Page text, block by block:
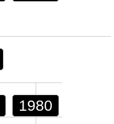
1980